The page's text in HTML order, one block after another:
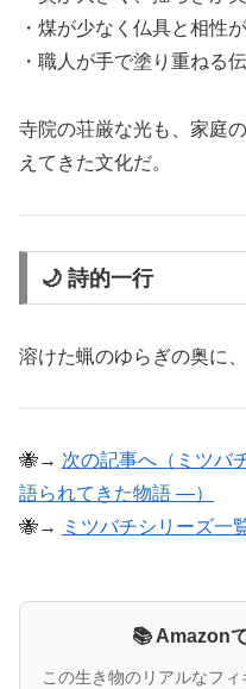
・煤が少なく仏具と相性
・職人が手で塗り重ねる
寺院の荘厳な光も、家庭
えてきた文化だ。
🌙 詩的一行
溶けた蝋のゆらぎの奥に
🐝→ 次の記事へ（ミツバ
語られてきた物語 ―）
🐝→
ミツバチシリーズ一
📚 Amazon
この生き物のリアルなフ